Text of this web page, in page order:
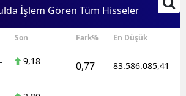
İşlem Gören Tüm Hisseler
Son Fark% En Düşük
9,18 0,77 83.586.085,41